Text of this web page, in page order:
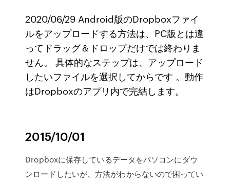
2020/06/29 Android版のDropboxファイ
ルをアップロードする方法は、PC版とは違
ってドラッグ＆ドロップだけでは終わりま
せん。 具体的なステップは、アップロード
したいファイルを選択してからです 。動作
はDropboxのアプリ内で完結します。
2015/10/01
Dropboxに保存しているデータをパソコンにダウ
ンロードしたいが、方法がわからないので困ってい